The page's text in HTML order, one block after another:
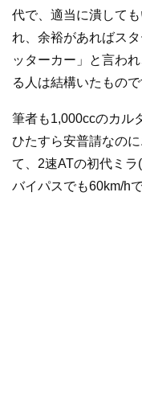
代で、適当に潰して
れ、余裕があればス
ッターカー」と言わ
る人は結構いたもので
筆者も1,000ccのカル
ひたすら安普請なの
て、2速ATの初代ミラ
バイパスでも60km/h